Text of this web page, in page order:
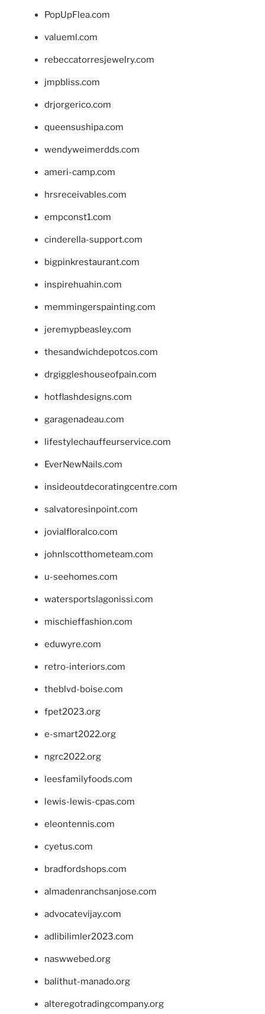
PopUpFlea.com
valueml.com
rebeccatorresjewelry.com
jmpbliss.com
drjorgerico.com
queensushipa.com
wendyweimerdds.com
ameri-camp.com
hrsreceivables.com
empconst1.com
cinderella-support.com
bigpinkrestaurant.com
inspirehuahin.com
memmingerspainting.com
jeremypbeasley.com
thesandwichdepotcos.com
drgiggleshouseofpain.com
hotflashdesigns.com
garagenadeau.com
lifestylechauffeurservice.com
EverNewNails.com
insideoutdecoratingcentre.com
salvatoresinpoint.com
jovialfloralco.com
johnlscotthometeam.com
u-seehomes.com
watersportslagonissi.com
mischieffashion.com
eduwyre.com
retro-interiors.com
theblvd-boise.com
fpet2023.org
e-smart2022.org
ngrc2022.org
leesfamilyfoods.com
lewis-lewis-cpas.com
eleontennis.com
cyetus.com
bradfordshops.com
almadenranchsanjose.com
advocatevijay.com
adlibilimler2023.com
naswwebed.org
balithut-manado.org
alteregotradingcompany.org